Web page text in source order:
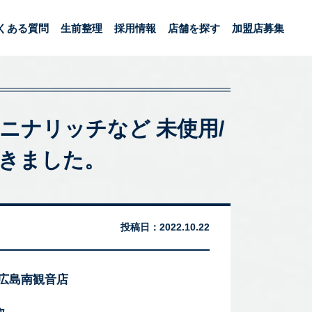
ある質問 生前整理 採用情報 店舗を探す 加盟店募集
ナリッチなど 未使用/
ました。
投稿日： 2022.10.22
島南観音店